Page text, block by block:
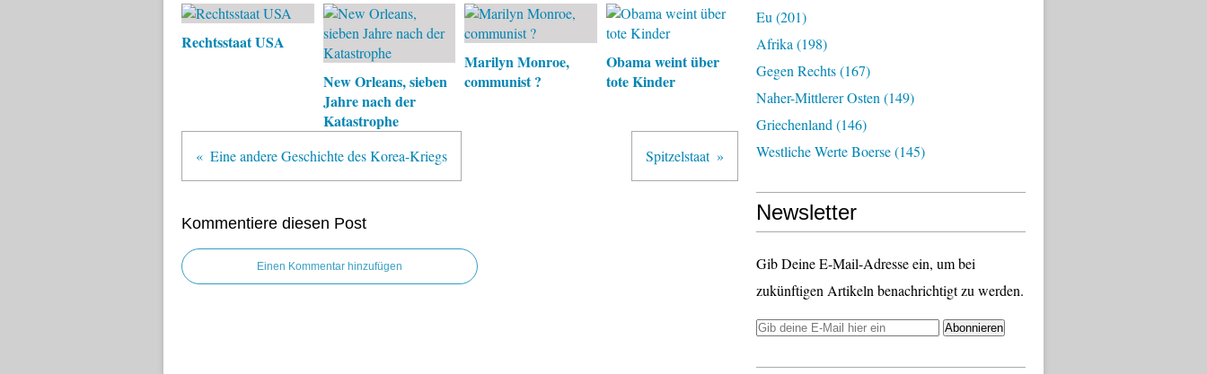
Rechtsstaat USA
New Orleans, sieben
Jahre nach der
Katastrophe
Marilyn Monroe,
communist ?
Obama weint über
tote Kinder
Eine andere Geschichte des Korea-Kriegs Spitzelstaat
Kommentiere diesen Post
Einen Kommentar hinzufügen
Eu (201)
Afrika (198)
Gegen Rechts(167)
Naher-Mittlerer Osten (149)
Griechenland (146)
Westliche Werte Boerse(145)
Newsletter
Gib Deine E-Mail-Adresse ein, um bei
zukünftigen Artikeln benachrichtigt zu werden.